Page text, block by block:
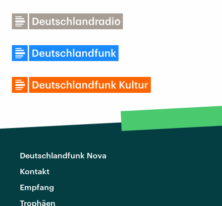
Deutschlandfunk Nova
Kontakt
Empfang
Trophäen